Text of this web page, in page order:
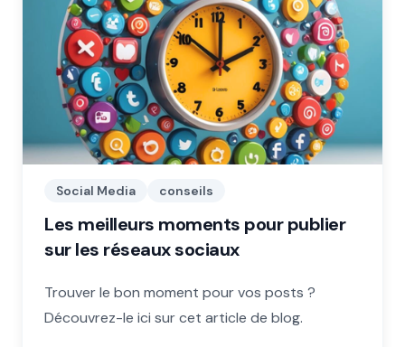
Social Media conseils
Les meilleurs moments pour publier
sur les réseaux sociaux
Trouver le bon moment pour vos posts ?
Découvrez-le ici sur cet article de blog.